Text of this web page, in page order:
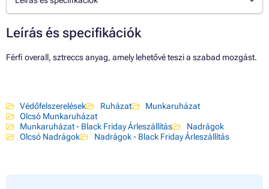
Leírás és specifikációk
Férfi overall, sztreccs anyag, amely lehetővé teszi a szabad mozgást.
Védőfelszerelések Ruházat
Munkaruházat
Olcsó Munkaruházat
Munkaruházat - Black Friday Árleszállítás
Nadrágok
Olcsó Nadrágok
Nadrágok - Black Friday Árleszállítás